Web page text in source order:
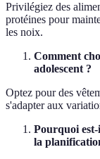
Privilégiez des
protéines pour
les noix.
Comment
adolescent ?
Optez pour des
s'adapter aux
Pourquoi
la